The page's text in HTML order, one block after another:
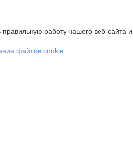
работу нашего веб-сайта и
файлов cookie